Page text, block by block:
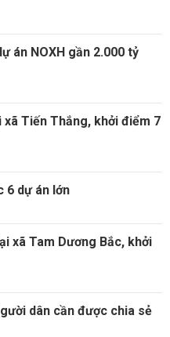
án NOXH gần 2.000 tỷ
Tiến Thắng, khởi điểm 7
6 dự án lớn
xã Tam Dương Bắc, khởi
dân cần được chia sẻ